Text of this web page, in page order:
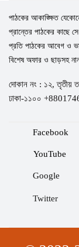
পাঠকের আকাঙ্ক্ষিত
প্রান্তের পাঠকের কাছে
প্রতি পাঠকের আবেগ ও
বিশেষ অফার ও ছাড়সহ
দোকান নং : ১২, তৃতীয়
ঢাকা-১১০০
Facebook
YouTube
Google
Twitter